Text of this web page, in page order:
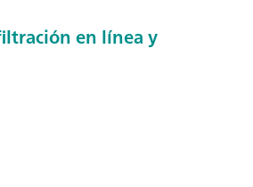
en línea y